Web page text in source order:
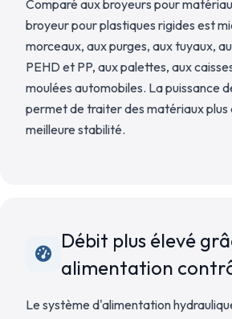
Comparé aux broyeurs pour
broyeur pour plastiques rigides est
morceaux, aux purges, aux tuyaux,
PEHD et PP, aux palettes, aux
moulées automobiles. La puissance
permet de traiter des matériaux plus
meilleure stabilité.
Débit plus élevé
alimentation
Le système d'alimentation